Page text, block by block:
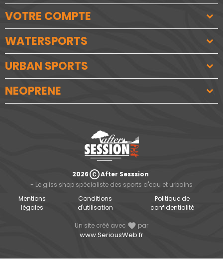
VOTRE COMPTE
WATERSPORTS
URBAN SPORTS
NEOPRENE
2026copyrightAfter Sesssion
- Le gliss shop spécialiste des sports d'eau et urbains
Mentions
légales
Conditions
d'utilisation
Politique de
confidentialité
Un site créé avec favorite par
www.SeriousWeb.fr